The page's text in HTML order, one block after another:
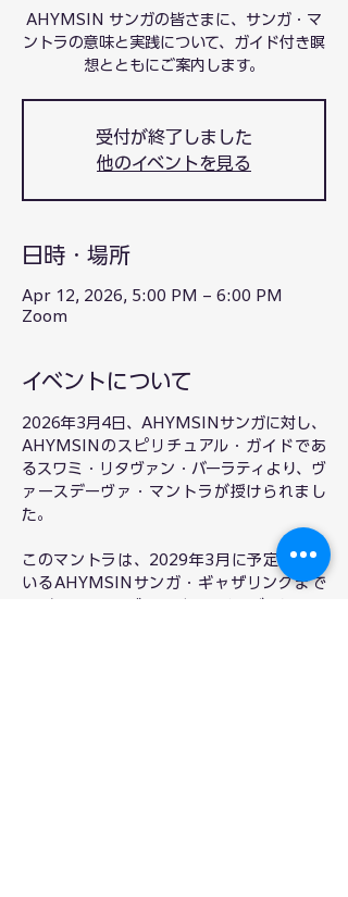
AHYMSIN サンガの皆さまに、サンガ・マ
ントラの意味と実践について、ガイド付き瞑
想とともにご案内します。
受付が終了しました
他のイベントを見る
日時・場所
Apr 12, 2026, 5:00 PM – 6:00 PM
Zoom
イベントについて
2026年3月4日、AHYMSINサンガに対し、
AHYMSINのスピリチュアル・ガイドであ
るスワミ・リタヴァン・バーラティより、ヴ
ァースデーヴァ・マントラが授けられまし
た。
このマントラは、2029年3月に予定されて
いるAHYMSINサンガ・ギャザリングまで